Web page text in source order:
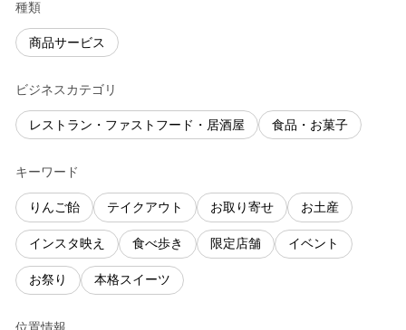
種類
商品サービス
ビジネスカテゴリ
レストラン・ファストフード・居酒屋 食品・お菓子
キーワード
りんご飴 テイクアウト お取り寄せ お土産
インスタ映え 食べ歩き 限定店舗 イベント
お祭り 本格スイーツ